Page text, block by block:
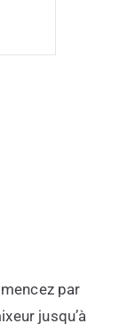
par
jusqu’à